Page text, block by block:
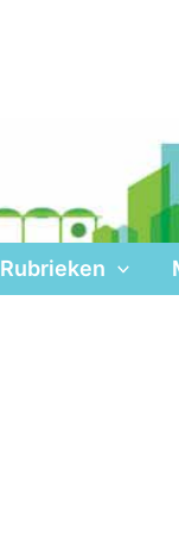
Rubrieken